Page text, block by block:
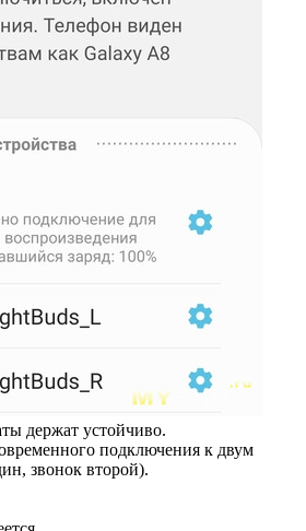
держат устойчиво.
подключения к двум
звонок второй).